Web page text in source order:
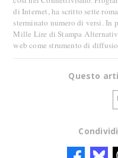
di Internet, ha scritto sette
sterminato numero di versi. In
Mille Lire di Stampa
web come strumento di
Questo